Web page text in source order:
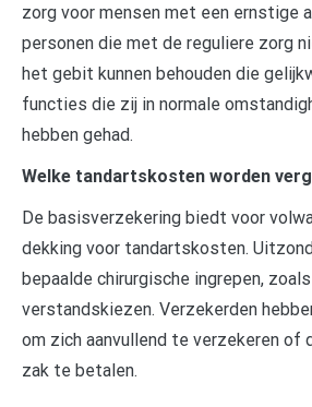
zorg voor mensen met een ernstige
personen die met de reguliere zorg
het gebit kunnen behouden die
functies die zij in normale
hebben gehad.
Welke tandartskosten worden
De basisverzekering biedt voor
dekking voor tandartskosten.
bepaalde chirurgische ingrepen,
verstandskiezen. Verzekerden
om zich aanvullend te verzekeren of
zak te betalen.